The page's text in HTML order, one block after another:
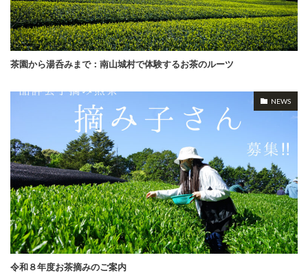
茶園から湯呑みまで：南山城村で体験するお茶のルーツ
NEWS
令和８年度お茶摘みのご案内